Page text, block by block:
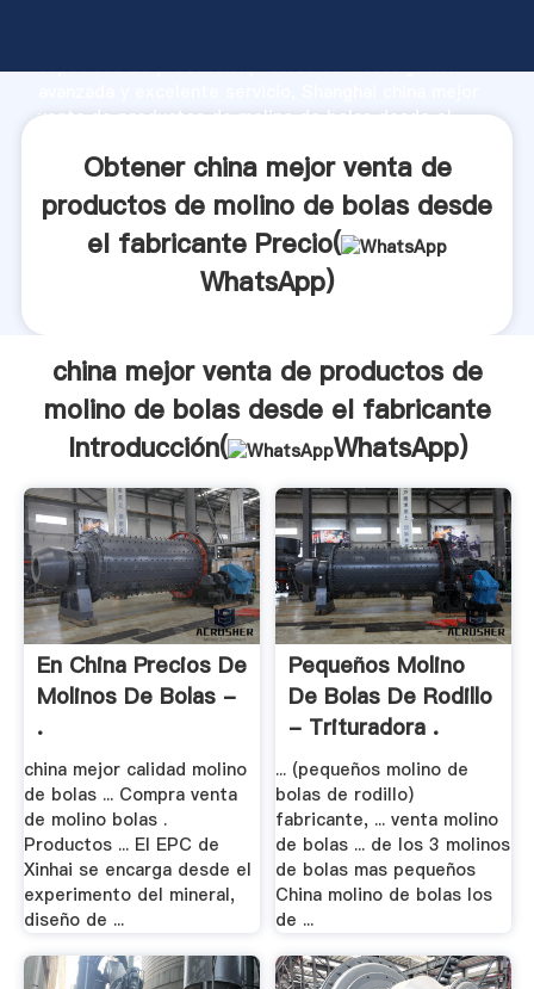
capacidad de producción, fuerza de investigación
venta de productos de molino de bolas desde el
todos los clientes.
Obtener china mejor venta de
productos de molino de bolas desde
el fabricante Precio(
WhatsApp)
china mejor venta de productos de
molino de bolas desde el fabricante
Introducción(
WhatsApp)
En China Precios De
Molinos De Bolas -
.
china mejor calidad molino
de bolas ... Compra venta
de molino bolas .
Productos ... El EPC de
Xinhai se encarga desde el
experimento del mineral,
diseño de ...
Pequeños Molino
De Bolas De Rodillo
- Trituradora .
... (pequeños molino de
bolas de rodillo)
fabricante, ... venta molino
de bolas ... de los 3 molinos
de bolas mas pequeños
China molino de bolas los
de ...